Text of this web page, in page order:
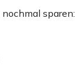
nochmal sparen: